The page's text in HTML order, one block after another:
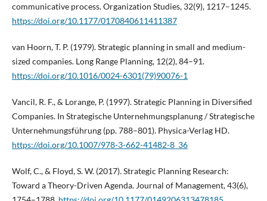
communicative process. Organization Studies, 32(9), 1217–1245.
https://doi.org/10.1177/0170840611411387
van Hoorn, T. P. (1979). Strategic planning in small and medium-
sized companies. Long Range Planning, 12(2), 84–91.
https://doi.org/10.1016/0024-6301(79)90076-1
Vancil, R. F., & Lorange, P. (1997). Strategic Planning in Diversified
Companies. In Strategische Unternehmungsplanung / Strategische
Unternehmungsführung (pp. 788–801). Physica-Verlag HD.
https://doi.org/10.1007/978-3-662-41482-8_36
Wolf, C., & Floyd, S. W. (2017). Strategic Planning Research:
Toward a Theory-Driven Agenda. Journal of Management, 43(6),